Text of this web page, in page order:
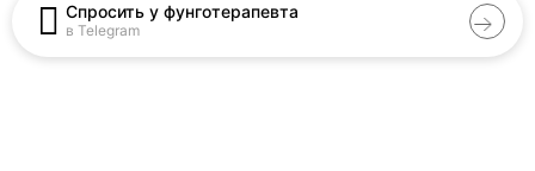
Спросить у фунготерапевта
в Telegram